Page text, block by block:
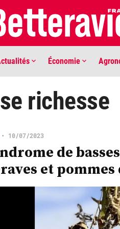
Économie
tu nous tiens …
richesse
• 10/07/2023
de
et